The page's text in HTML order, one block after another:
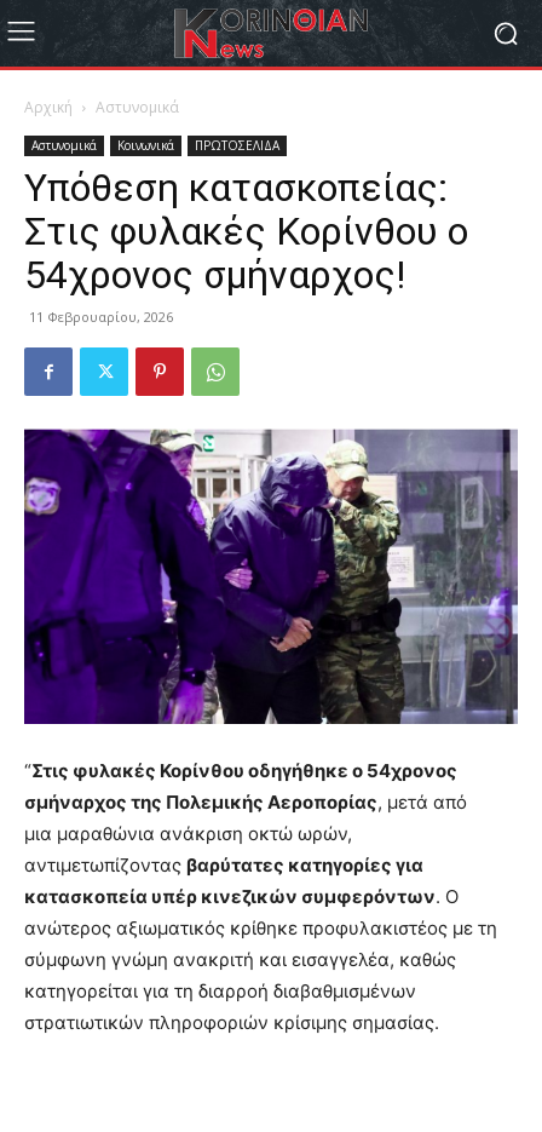
Αρχική Αστυνομικά
Αστυνομικά Κοινωνικά ΠΡΩΤΟΣΕΛΙΔΑ
Υπόθεση κατασκοπείας:
Στις φυλακές Κορίνθου ο
54χρονος σμήναρχος!
11 Φεβρουαρίου, 2026
“Στις φυλακές Κορίνθου οδηγήθηκε ο 54χρονος
σμήναρχος της Πολεμικής Αεροπορίας, μετά από
μια μαραθώνια ανάκριση οκτώ ωρών,
αντιμετωπίζοντας βαρύτατες κατηγορίες για
κατασκοπεία υπέρ κινεζικών συμφερόντων. Ο
ανώτερος αξιωματικός κρίθηκε προφυλακιστέος με τη
σύμφωνη γνώμη ανακριτή και εισαγγελέα, καθώς
κατηγορείται για τη διαρροή διαβαθμισμένων
στρατιωτικών πληροφοριών κρίσιμης σημασίας.